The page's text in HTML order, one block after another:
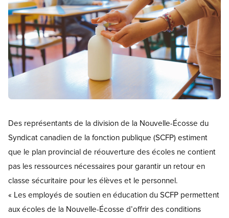
Des représentants de la division de la Nouvelle-Écosse du
Syndicat canadien de la fonction publique (SCFP) estiment
que le plan provincial de réouverture des écoles ne contient
pas les ressources nécessaires pour garantir un retour en
classe sécuritaire pour les élèves et le personnel.
« Les employés de soutien en éducation du SCFP permettent
aux écoles de la Nouvelle-Écosse d’offrir des conditions